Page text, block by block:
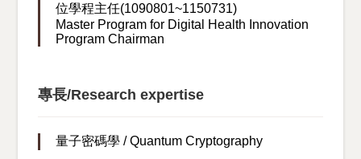
位學程主任(1090801~1150731)
Master Program for Digital Health Innovation
Program Chairman
專長/Research expertise
量子密碼學 / Quantum Cryptography